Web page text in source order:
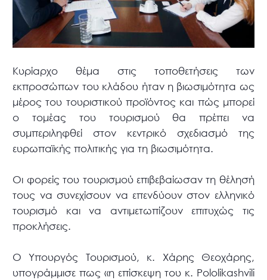
Κυρίαρχο θέμα στις τοποθετήσεις των
εκπροσώπων του κλάδου ήταν η βιωσιμότητα ως
μέρος του τουριστικού προϊόντος και πώς μπορεί
ο τομέας του τουρισμού θα πρέπει να
συμπεριληφθεί στον κεντρικό σχεδιασμό της
ευρωπαϊκής πολιτικής για τη βιωσιμότητα.
Οι φορείς του τουρισμού επιβεβαίωσαν τη θέλησή
τους να συνεχίσουν να επενδύουν στον ελληνικό
τουρισμό και να αντιμετωπίζουν επιτυχώς τις
προκλήσεις.
Ο Υπουργός Τουρισμού, κ. Χάρης Θεοχάρης,
υπογράμμισε πως «η επίσκεψη του κ. Pololikashvili